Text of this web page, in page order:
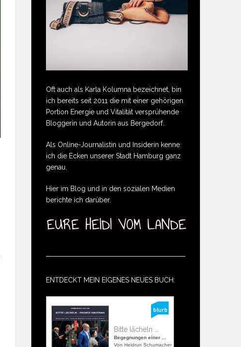
Oft auch als Karla Kolumna bezeichnet, bin
ich bereits seit 2011 die mit einer gehörigen
Portion Energie und Vitalität versprühende
Bloggerin und Autorin aus Bergedorf.
Als Online-Journalistin und Insiderin kenne
ich die Ecken unserer Stadt Hamburg ganz
genau.
Hier im Blog und in den sozialen Medien
berichte ich darüber.
ENTDECKT MEIN EIGENES NEUES BUCH:
Bitte lächeln ...
Begegnungen einer ...
Von Heidrun Schumacher